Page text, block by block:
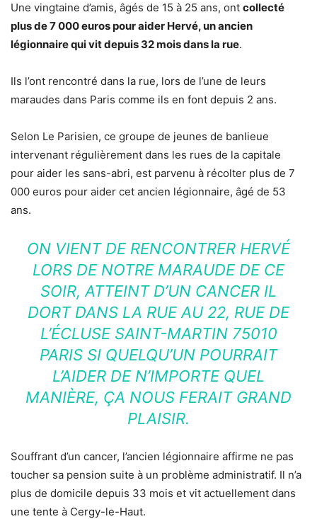
Une vingtaine d’amis, âgés de 15 à 25 ans, ont collecté
plus de 7 000 euros pour aider Hervé, un ancien
légionnaire qui vit depuis 32 mois dans la rue.
Ils l’ont rencontré dans la rue, lors de l’une de leurs
maraudes dans Paris comme ils en font depuis 2 ans.
Selon Le Parisien, ce groupe de jeunes de banlieue
intervenant régulièrement dans les rues de la capitale
pour aider les sans-abri, est parvenu à récolter plus de 7
000 euros pour aider cet ancien légionnaire, âgé de 53
ans.
ON VIENT DE RENCONTRER HERVÉ
LORS DE NOTRE MARAUDE DE CE
SOIR, ATTEINT D’UN CANCER IL
DORT DANS LA RUE AU 22, RUE DE
L’ÉCLUSE SAINT-MARTIN 75010
PARIS SI QUELQU’UN POURRAIT
L’AIDER DE N’IMPORTE QUEL
MANIÈRE, ÇA NOUS FERAIT GRAND
PLAISIR.
Souffrant d’un cancer, l’ancien légionnaire affirme ne pas
toucher sa pension suite à un problème administratif. Il n’a
plus de domicile depuis 33 mois et vit actuellement dans
une tente à Cergy-le-Haut.